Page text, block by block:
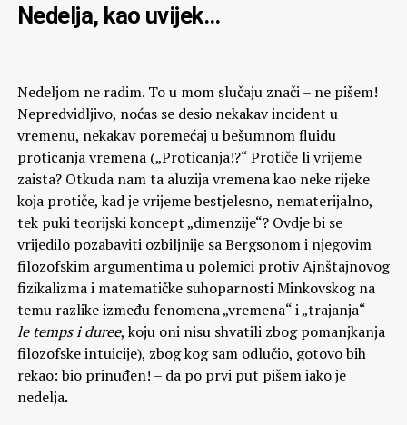
Nedelja, kao uvijek…
Nedeljom ne radim. To u mom slučaju znači – ne pišem!
Nepredvidljivo, noćas se desio nekakav incident u
vremenu, nekakav poremećaj u bešumnom fluidu
proticanja vremena („Proticanja!?“ Protiče li vrijeme
zaista? Otkuda nam ta aluzija vremena kao neke rijeke
koja protiče, kad je vrijeme bestjelesno, nematerijalno,
tek puki teorijski koncept „dimenzije“? Ovdje bi se
vrijedilo pozabaviti ozbiljnije sa Bergsonom i njegovim
filozofskim argumentima u polemici protiv Ajnštajnovog
fizikalizma i matematičke suhoparnosti Minkovskog na
temu razlike između fenomena „vremena“ i „trajanja“ –
le temps i duree, koju oni nisu shvatili zbog pomanjkanja
filozofske intuicije), zbog kog sam odlučio, gotovo bih
rekao: bio prinuđen! – da po prvi put pišem iako je
nedelja.